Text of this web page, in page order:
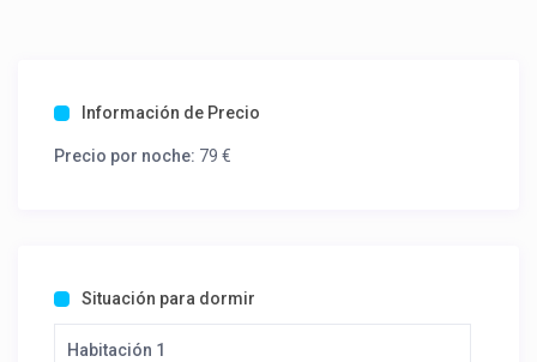
Información de Precio
Precio por noche: 79 €
Situación para dormir
Habitación 1